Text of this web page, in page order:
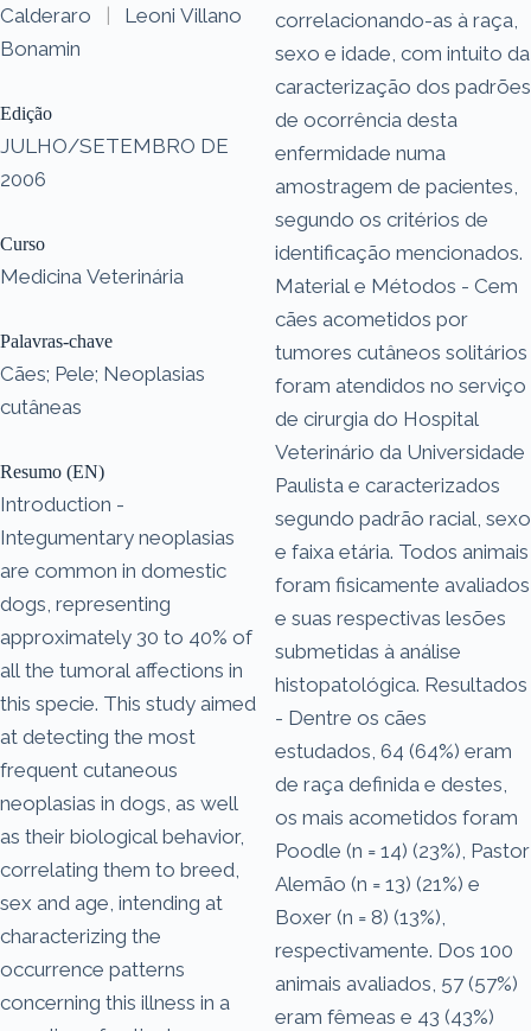
Calderaro
|
Leoni Villano
Bonamin
Edição
JULHO/SETEMBRO DE
2006
Curso
Medicina Veterinária
Palavras-chave
Cães; Pele; Neoplasias
cutâneas
Resumo (EN)
Introduction -
Integumentary neoplasias
are common in domestic
dogs, representing
approximately 30 to 40% of
all the tumoral affections in
this specie. This study aimed
at detecting the most
frequent cutaneous
neoplasias in dogs, as well
as their biological behavior,
correlating them to breed,
sex and age, intending at
characterizing the
occurrence patterns
concerning this illness in a
correlacionando-as à raça,
sexo e idade, com intuito da
caracterização dos padrões
de ocorrência desta
enfermidade numa
amostragem de pacientes,
segundo os critérios de
identificação mencionados.
Material e Métodos - Cem
cães acometidos por
tumores cutâneos solitários
foram atendidos no serviço
de cirurgia do Hospital
Veterinário da Universidade
Paulista e caracterizados
segundo padrão racial, sexo
e faixa etária. Todos animais
foram fisicamente avaliados
e suas respectivas lesões
submetidas à análise
histopatológica. Resultados
- Dentre os cães
estudados, 64 (64%) eram
de raça definida e destes,
os mais acometidos foram
Poodle (n = 14) (23%), Pastor
Alemão (n = 13) (21%) e
Boxer (n = 8) (13%),
respectivamente. Dos 100
animais avaliados, 57 (57%)
eram fêmeas e 43 (43%)